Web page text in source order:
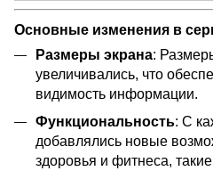
Основные изменения в
Размеры экрана:
увеличивались, что
видимость информации.
Функциональность: С
добавлялись новые
здоровья и фитнеса,